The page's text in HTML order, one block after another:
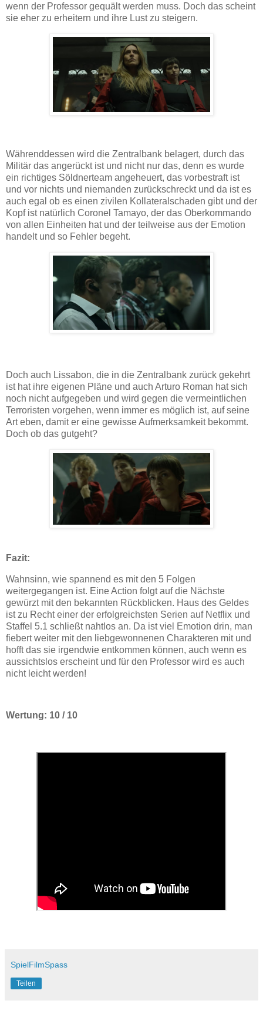
wenn der Professor gequält werden muss. Doch das scheint
sie eher zu erheitern und ihre Lust zu steigern.
Währenddessen wird die Zentralbank belagert, durch das
Militär das angerückt ist und nicht nur das, denn es wurde
ein richtiges Söldnerteam angeheuert, das vorbestraft ist
und vor nichts und niemanden zurückschreckt und da ist es
auch egal ob es einen zivilen Kollateralschaden gibt und der
Kopf ist natürlich Coronel Tamayo, der das Oberkommando
von allen Einheiten hat und der teilweise aus der Emotion
handelt und so Fehler begeht.
Doch auch Lissabon, die in die Zentralbank zurück gekehrt
ist hat ihre eigenen Pläne und auch Arturo Roman hat sich
noch nicht aufgegeben und wird gegen die vermeintlichen
Terroristen vorgehen, wenn immer es möglich ist, auf seine
Art eben, damit er eine gewisse Aufmerksamkeit bekommt.
Doch ob das gutgeht?
Fazit:
Wahnsinn, wie spannend es mit den 5 Folgen
weitergegangen ist. Eine Action folgt auf die Nächste
gewürzt mit den bekannten Rückblicken. Haus des Geldes
ist zu Recht einer der erfolgreichsten Serien auf Netflix und
Staffel 5.1 schließt nahtlos an. Da ist viel Emotion drin, man
fiebert weiter mit den liebgewonnenen Charakteren mit und
hofft das sie irgendwie entkommen können, auch wenn es
aussichtslos erscheint und für den Professor wird es auch
nicht leicht werden!
Wertung: 10 / 10
SpielFilmSpass
Teilen